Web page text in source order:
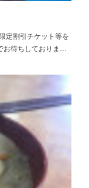
定割引チケット等を
お待ちしておりま…